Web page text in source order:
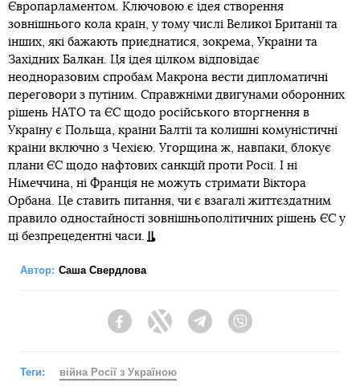
Європарламентом. Ключовою є ідея створення
зовнішнього кола країн, у тому числі Великої Британії та
інших, які бажають приєднатися, зокрема, України та
Західних Балкан. Ця ідея цілком відповідає
неодноразовим спробам Макрона вести дипломатичні
переговори з путіним. Справжніми двигунами оборонних
рішень НАТО та ЄС щодо російського вторгнення в
Україну є Польща, країни Балтії та колишні комуністичні
країни включно з Чехією. Угорщина ж, навпаки, блокує
плани ЄС щодо нафтових санкцій проти Росії. І ні
Німеччина, ні Франція не можуть стримати Віктора
Орбана. Це ставить питання, чи є взагалі життєздатним
правило одностайності зовнішньополітичних рішень ЄС у
ці безпрецедентні часи.
Автор: Саша Свердлова
FacebookTwitter Telegram
Теги: війна Росії з Україною